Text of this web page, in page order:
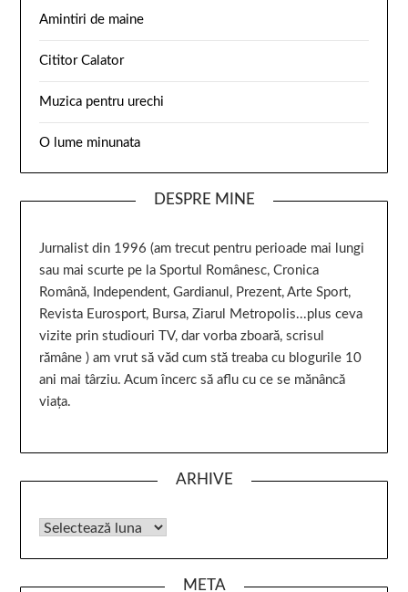
Amintiri de maine
Cititor Calator
Muzica pentru urechi
O lume minunata
DESPRE MINE
Jurnalist din 1996 (am trecut pentru perioade mai lungi
sau mai scurte pe la Sportul Românesc, Cronica
Română, Independent, Gardianul, Prezent, Arte Sport,
Revista Eurosport, Bursa, Ziarul Metropolis...plus ceva
vizite prin studiouri TV, dar vorba zboară, scrisul
rămâne ) am vrut să văd cum stă treaba cu blogurile 10
ani mai târziu. Acum încerc să aflu cu ce se mănâncă
viața.
ARHIVE
META